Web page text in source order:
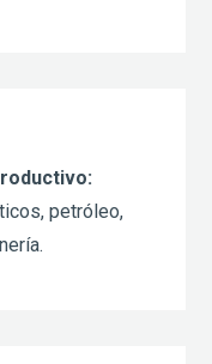
petróleo,